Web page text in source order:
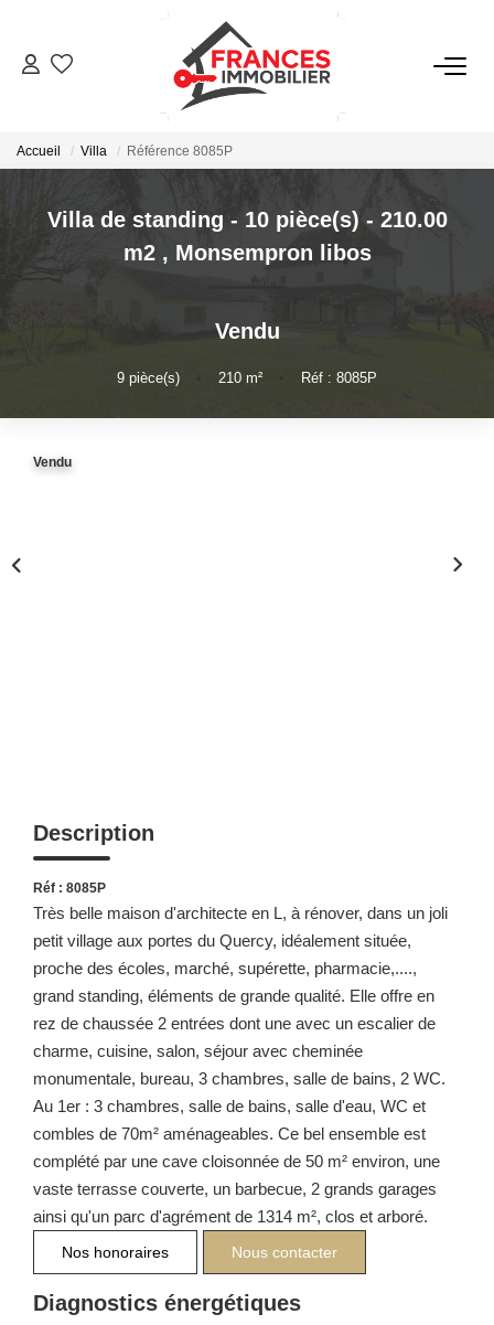
GESTION LOCATIVE
NOTRE AGENCE
Accueil Villa Référence 8085P
Villa de standing - 10 pièce(s) - 210.00
m2 , Monsempron libos
Vendu
9 pièce(s) 210 m² Réf : 8085P
Vendu
Description
Réf : 8085P
Très belle maison d'architecte en L, à rénover, dans un joli
petit village aux portes du Quercy, idéalement située,
proche des écoles, marché, supérette, pharmacie,....,
grand standing, éléments de grande qualité. Elle offre en
rez de chaussée 2 entrées dont une avec un escalier de
charme, cuisine, salon, séjour avec cheminée
monumentale, bureau, 3 chambres, salle de bains, 2 WC.
Au 1er : 3 chambres, salle de bains, salle d'eau, WC et
combles de 70m² aménageables. Ce bel ensemble est
complété par une cave cloisonnée de 50 m² environ, une
vaste terrasse couverte, un barbecue, 2 grands garages
ainsi qu'un parc d'agrément de 1314 m², clos et arboré.
Nos honoraires Nous contacter
Diagnostics énergétiques